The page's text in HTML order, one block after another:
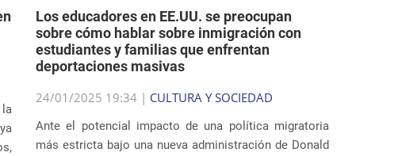
Los educadores en EE.UU. se preocupan
sobre cómo hablar sobre inmigración con
estudiantes y familias que enfrentan
deportaciones masivas
24/01/2025 19:34 | CULTURA Y SOCIEDAD
Ante el potencial impacto de una política migratoria
más estricta bajo una nueva administración de Donald